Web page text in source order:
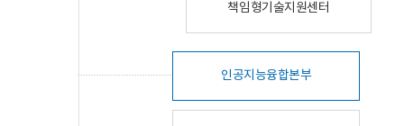
책임형기술지원센터
인공지능융합본부